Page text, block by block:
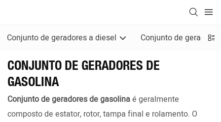
Conjunto de geradores a diesel Conjunto de
CONJUNTO DE GERADORES DE
GASOLINA
Conjunto de geradores de gasolinaé geralmente
composto de estator, rotor, tampa final e rolamento. O